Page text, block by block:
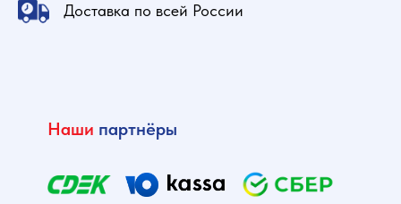
Доставка по всей России
Наши партнёры